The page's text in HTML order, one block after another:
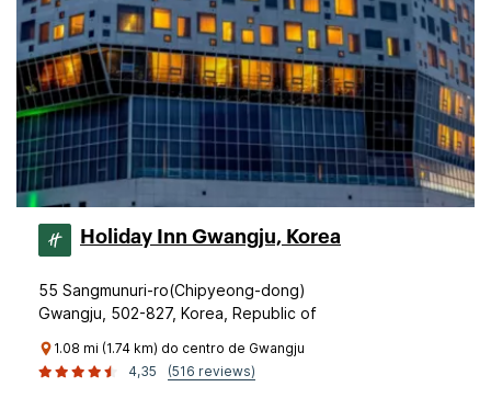
Holiday Inn Gwangju, Korea
55 Sangmunuri-ro(Chipyeong-dong)
Gwangju, 502-827, Korea, Republic of
1.08 mi (1.74 km) do centro de Gwangju
4,35
(516 reviews)